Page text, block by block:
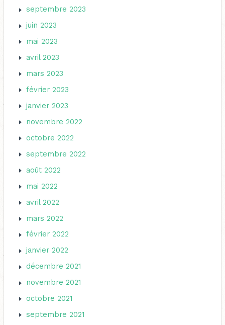
septembre 2023
juin 2023
mai 2023
avril 2023
mars 2023
février 2023
janvier 2023
novembre 2022
octobre 2022
septembre 2022
août 2022
mai 2022
avril 2022
mars 2022
février 2022
janvier 2022
décembre 2021
novembre 2021
octobre 2021
septembre 2021